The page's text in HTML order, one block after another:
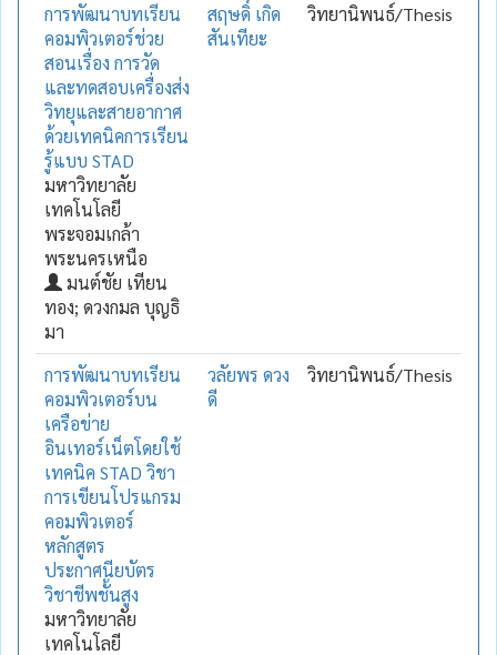
การพัฒนาบทเรียน
คอมพิวเตอร์ช่วย
สอนเรื่อง การวัด
และทดสอบเครื่องส่ง
วิทยุและสายอากาศ
ด้วยเทคนิคการเรียน
รู้แบบ STAD
มหาวิทยาลัย
เทคโนโลยี
พระจอมเกล้า
พระนครเหนือ
มนต์ชัย เทียน
ทอง; ดวงกมล บุญธิ
มา
สฤษดิ์ เกิด
สันเทียะ
วิทยานิพนธ์/Thesis
การพัฒนาบทเรียน
คอมพิวเตอร์บน
เครือข่าย
อินเทอร์เน็ตโดยใช้
เทคนิค STAD วิชา
การเขียนโปรแกรม
คอมพิวเตอร์
หลักสูตร
ประกาศนียบัตร
วิชาชีพชั้นสูง
มหาวิทยาลัย
เทคโนโลยี
วลัยพร ดวง
ดี
วิทยานิพนธ์/Thesis